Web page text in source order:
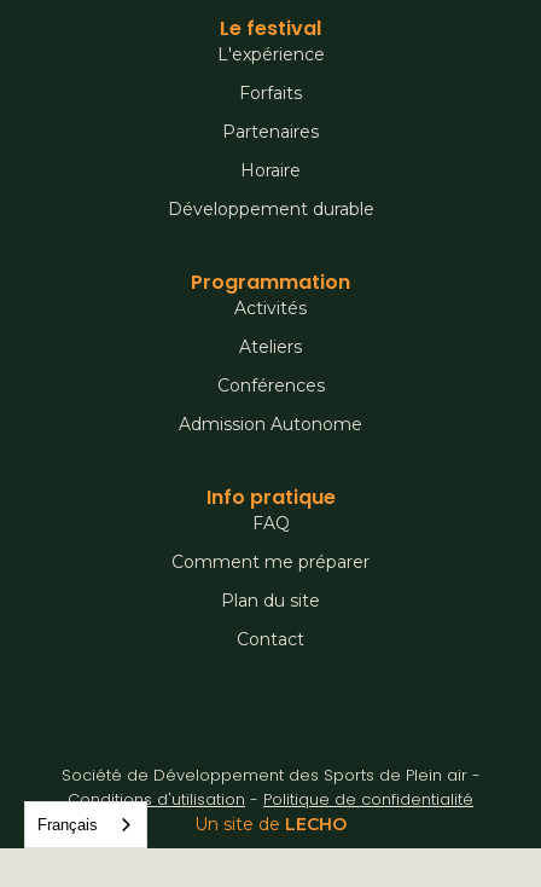
Le festival
L'expérience
Forfaits
Partenaires
Horaire
Développement durable
Programmation
Activités
Ateliers
Conférences
Admission Autonome
Info pratique
FAQ
Comment me préparer
Plan du site
Contact
Société de Développement des Sports de Plein air -
Conditions d'utilisation - Politique de confidentialité
Un site de LECHO
Français